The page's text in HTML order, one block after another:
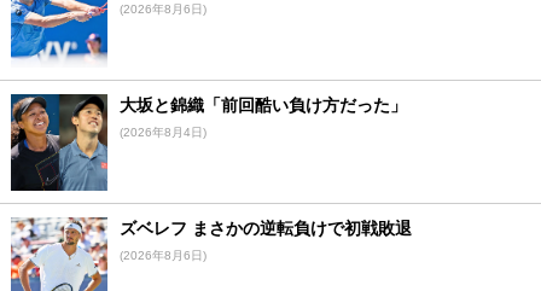
(2026年8月6日)
大坂と錦織「前回酷い負け方だった」
(2026年8月4日)
ズベレフ まさかの逆転負けで初戦敗退
(2026年8月6日)